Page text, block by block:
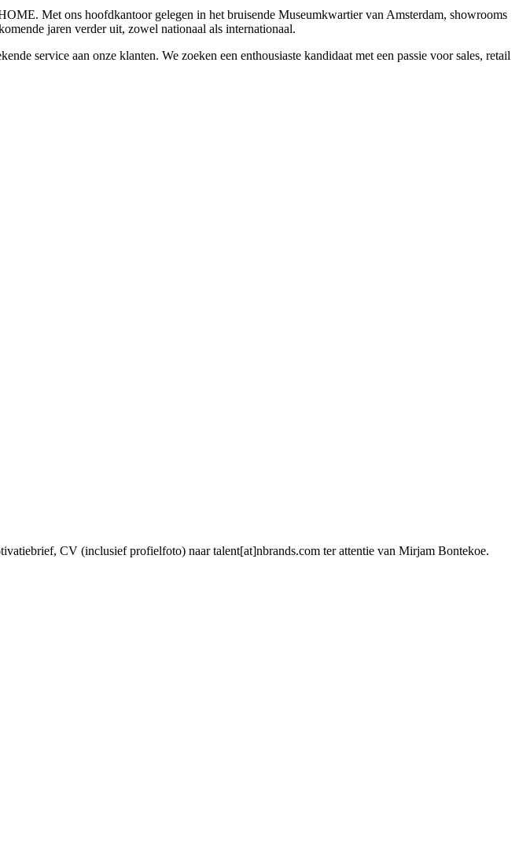
Met ons hoofdkantoor gelegen in het bruisende Museumkwartier van Amsterdam, showrooms
jaren verder uit, zowel nationaal als internationaal.
service aan onze klanten. We zoeken een enthousiaste kandidaat met een passie voor sales, retail
CV (inclusief profielfoto) naar talent[at]nbrands.com ter attentie van Mirjam Bontekoe.